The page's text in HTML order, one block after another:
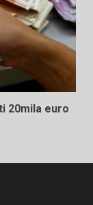
20mila euro